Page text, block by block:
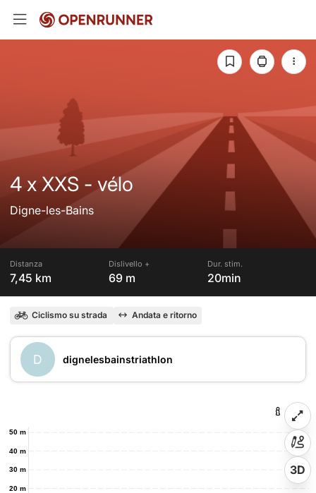
4 x XXS - vélo
Digne-les-Bains
Distanza
7,45 km
Dislivello +
69 m
Dur. stim.
20min
Ciclismo su strada Andata e ritorno
D dignelesbainstriathlon
20 m
30 m
40 m
50 m
3D